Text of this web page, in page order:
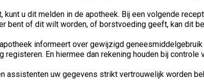
u dit melden in de apotheek. Bij een volgende
bent of dit wilt worden, of borstvoeding geeft, kan dit
informeert over gewijzigd
En hiermee dan rekening houden bij controle
assistenten uw gegevens strikt vertrouwelijk worden